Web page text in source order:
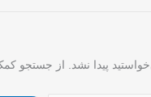
پیدا نشد. از جستجو